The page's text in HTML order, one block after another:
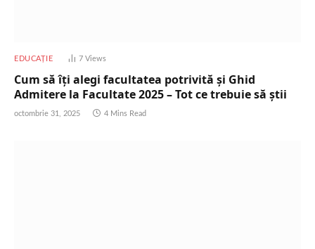
EDUCAȚIE 7Views
Cum să îți alegi facultatea potrivită și Ghid
Admitere la Facultate 2025 – Tot ce trebuie să știi
octombrie 31, 2025 4 Mins Read